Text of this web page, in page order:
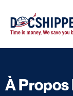
À Propos